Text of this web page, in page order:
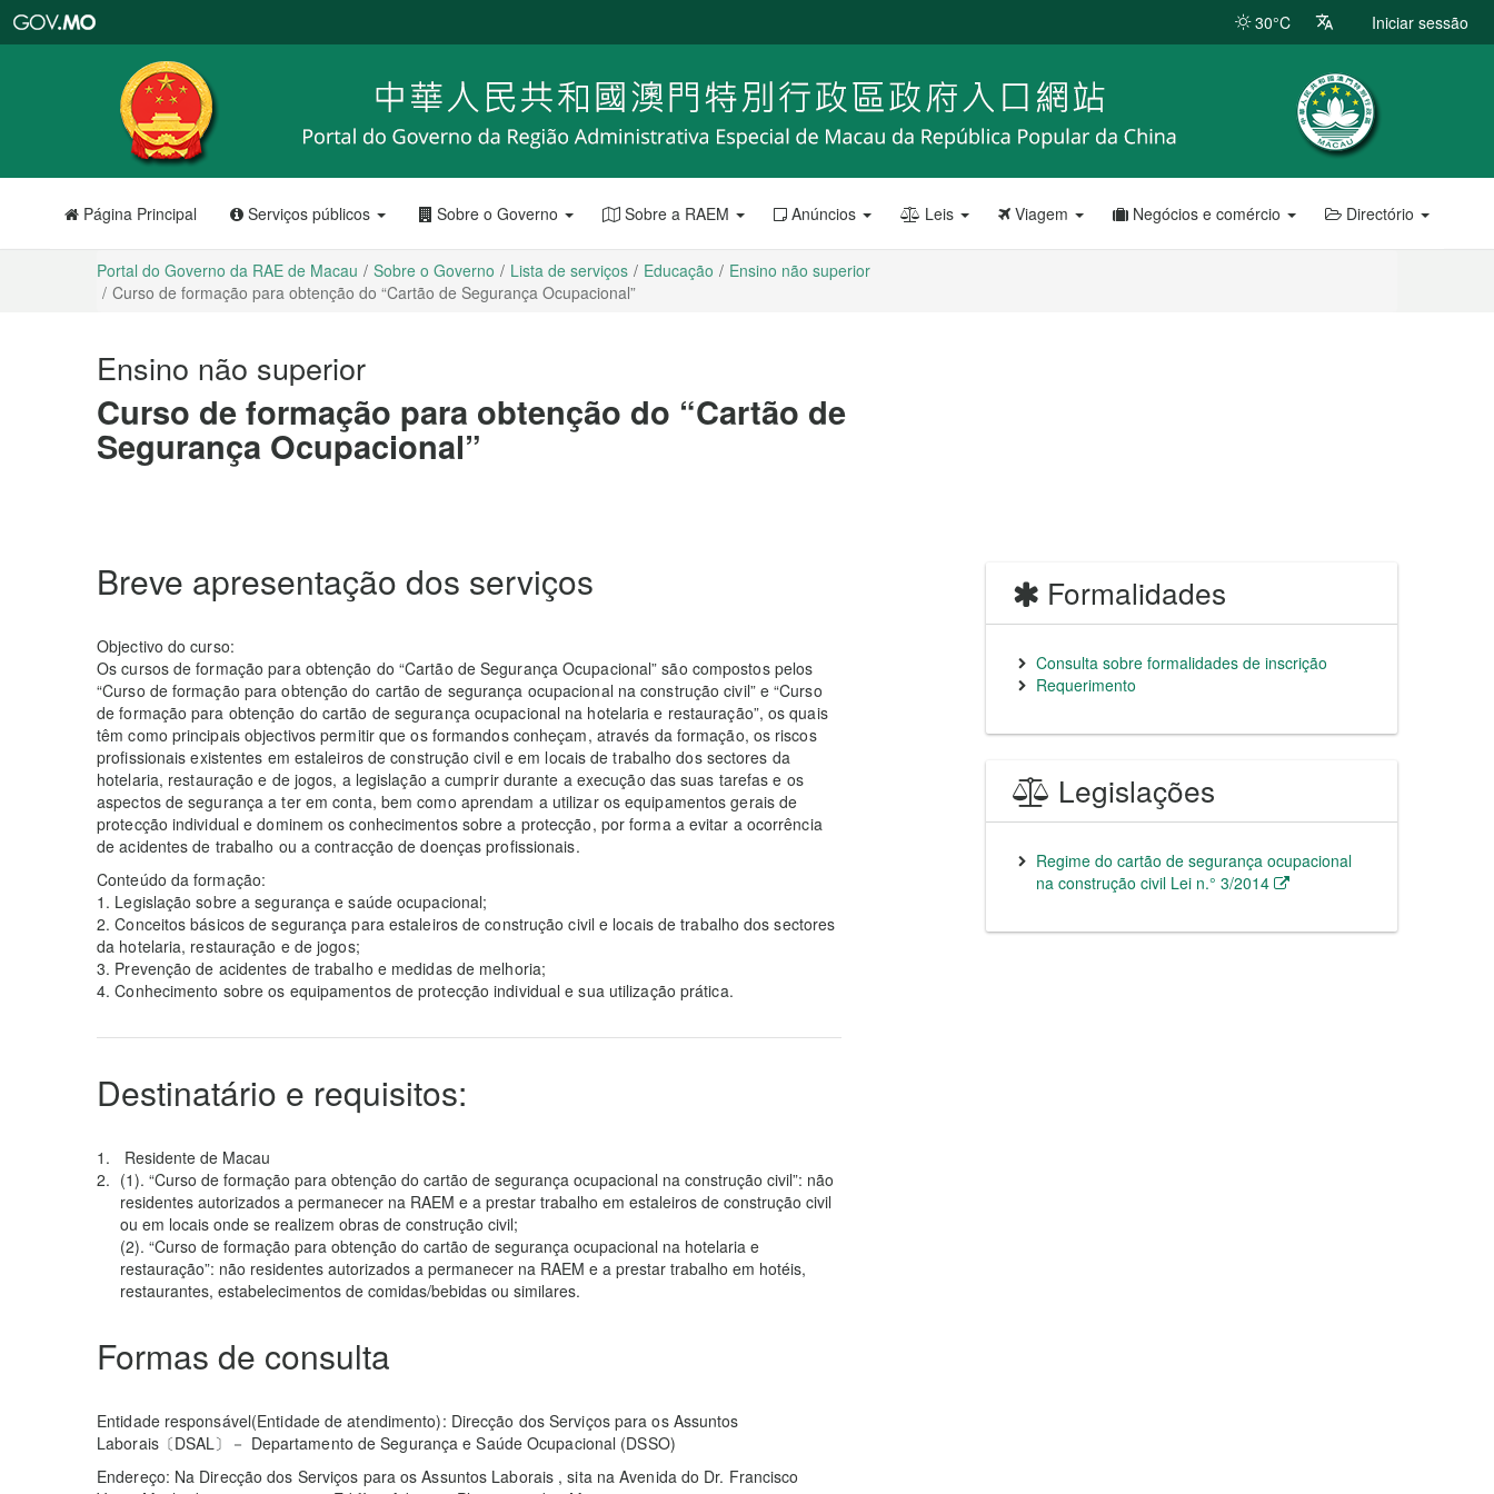
RAE
de
Macau
30°C Iniciar sessão
Página Principal Serviços públicos Sobre o Governo Sobre a RAEM Anúncios Leis Viagem Negócios e comércio Directório
Portal do Governo da RAE de Macau Sobre o Governo Lista de serviços Educação
Ensino não superior
Curso de formação para obtenção do “Cartão de Segurança Ocupacional”
Ensino não superior
Curso de formação para obtenção do “Cartão de
Segurança Ocupacional”
Breve apresentação dos serviços
Objectivo do curso:
Os cursos de formação para obtenção do “Cartão de Segurança Ocupacional” são compostos pelos
“Curso de formação para obtenção do cartão de segurança ocupacional na construção civil” e “Curso
de formação para obtenção do cartão de segurança ocupacional na hotelaria e restauração”, os quais
têm como principais objectivos permitir que os formandos conheçam, através da formação, os riscos
profissionais existentes em estaleiros de construção civil e em locais de trabalho dos sectores da
hotelaria, restauração e de jogos, a legislação a cumprir durante a execução das suas tarefas e os
aspectos de segurança a ter em conta, bem como aprendam a utilizar os equipamentos gerais de
protecção individual e dominem os conhecimentos sobre a protecção, por forma a evitar a ocorrência
de acidentes de trabalho ou a contracção de doenças profissionais.
Conteúdo da formação:
1. Legislação sobre a segurança e saúde ocupacional;
2. Conceitos básicos de segurança para estaleiros de construção civil e locais de trabalho dos sectores
da hotelaria, restauração e de jogos;
3. Prevenção de acidentes de trabalho e medidas de melhoria;
4. Conhecimento sobre os equipamentos de protecção individual e sua utilização prática.
Destinatário e requisitos:
Residente de Macau
(1). “Curso de formação para obtenção do cartão de segurança ocupacional na construção civil”: não
residentes autorizados a permanecer na RAEM e a prestar trabalho em estaleiros de construção civil
ou em locais onde se realizem obras de construção civil;
(2). “Curso de formação para obtenção do cartão de segurança ocupacional na hotelaria e
restauração”: não residentes autorizados a permanecer na RAEM e a prestar trabalho em hotéis,
restaurantes, estabelecimentos de comidas/bebidas ou similares.
Formas de consulta
Entidade responsável(Entidade de atendimento): Direcção dos Serviços para os Assuntos
Laborais〔DSAL〕－ Departamento de Segurança e Saúde Ocupacional (DSSO)
Endereço: Na Direcção dos Serviços para os Assuntos Laborais , sita na Avenida do Dr. Francisco
Formalidades
Consulta sobre formalidades de inscrição
Requerimento
Legislações
Regime do cartão de segurança ocupacional
na construção civil Lei n.° 3/2014